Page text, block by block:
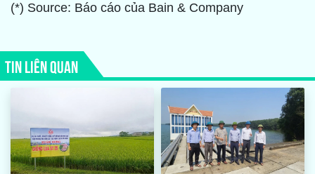
(*) Source: Báo cáo của Bain & Company
TIN LIÊN QUAN